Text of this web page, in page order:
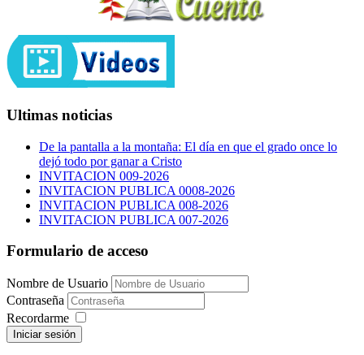
Ultimas noticias
De la pantalla a la montaña: El día en que el grado once lo
dejó todo por ganar a Cristo
INVITACION 009-2026
INVITACION PUBLICA 0008-2026
INVITACION PUBLICA 008-2026
INVITACION PUBLICA 007-2026
Formulario de acceso
Nombre de Usuario
Contraseña
Recordarme
Iniciar sesión